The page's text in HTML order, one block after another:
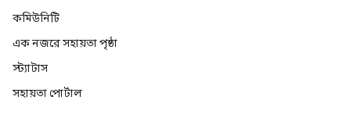
কমিউনিটি
এক নজরে সহায়তা পৃষ্ঠা
স্ট্যাটাস
সহায়তা পোর্টাল